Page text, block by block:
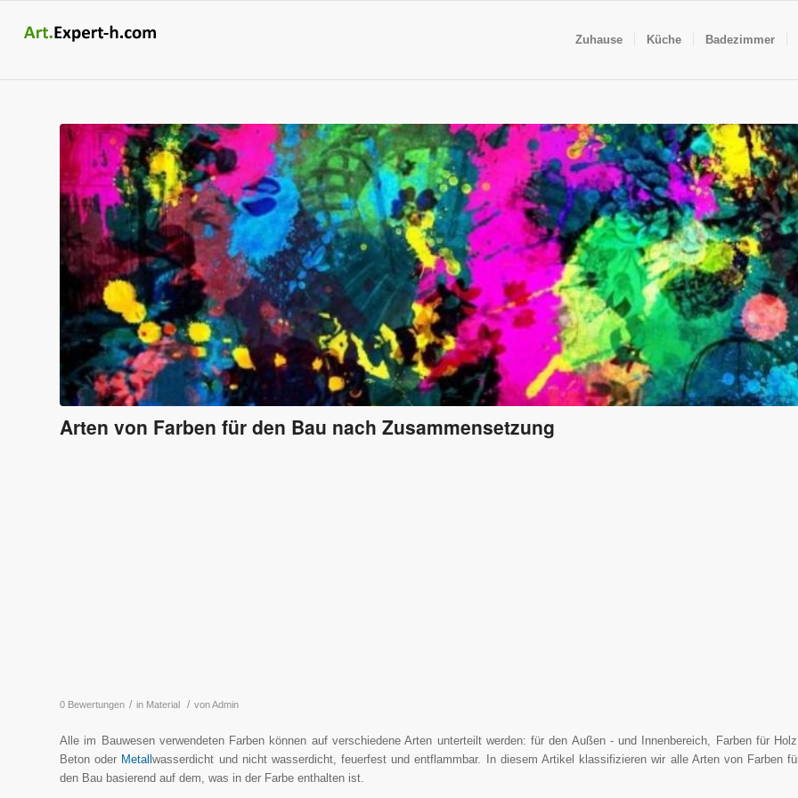
Zuhause Küche Badezimmer
Arten von Farben für den Bau nach Zusammensetzung
0 Bewertungen / in Material / vonAdmin
Alle im Bauwesen verwendeten Farben können auf verschiedene Arten unterteilt werden: für den Außen - und Innenbereich, Farben für
Beton oder Metallwasserdicht und nicht wasserdicht, feuerfest und entflammbar. In diesem Artikel klassifizieren wir alle Arten von Farben
den Bau basierend auf dem, was in der Farbe enthalten ist.